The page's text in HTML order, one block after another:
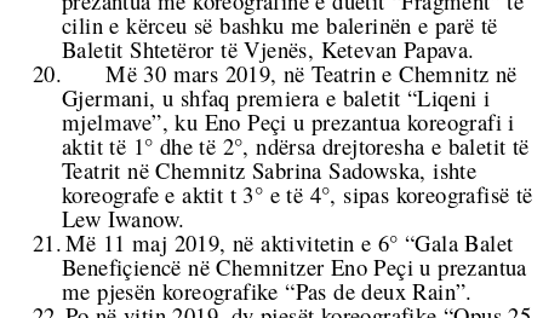
cilin e kërceu së bashku me balerinën e parë të
Baletit Shtetëror të Vjenës, Ketevan Papava.
20.
Më 30 mars 2019, në Teatrin e Chemnitz në
Gjermani, u shfaq premiera e baletit “Liqeni i
mjelmave”, ku Eno Peçi u prezantua koreografi i
aktit të 1° dhe të 2°, ndërsa drejtoresha e baletit të
Teatrit në Chemnitz Sabrina Sadowska, ishte
koreografe e aktit t 3° e të 4°, sipas koreografisë të
Lew Iwanow.
21.Më 11 maj 2019, në aktivitetin e 6° “Gala Balet
Benefiçiencë në Chemnitzer Eno Peçi u prezantua
me pjesën koreografike “Pas de deux Rain”.